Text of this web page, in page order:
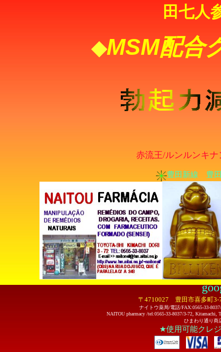
田七人
◆MSM配合
赤流王/ルンルンキ
豊田新線 豊田
〒4710027 豊田市喜多町
ナイトウ薬局/電話/FAX:0565-33-
NAITOU pharmacy /tel:0565-33-8037/3-72, Kitamachi,
ひまわり通り商
★使用可能クレ